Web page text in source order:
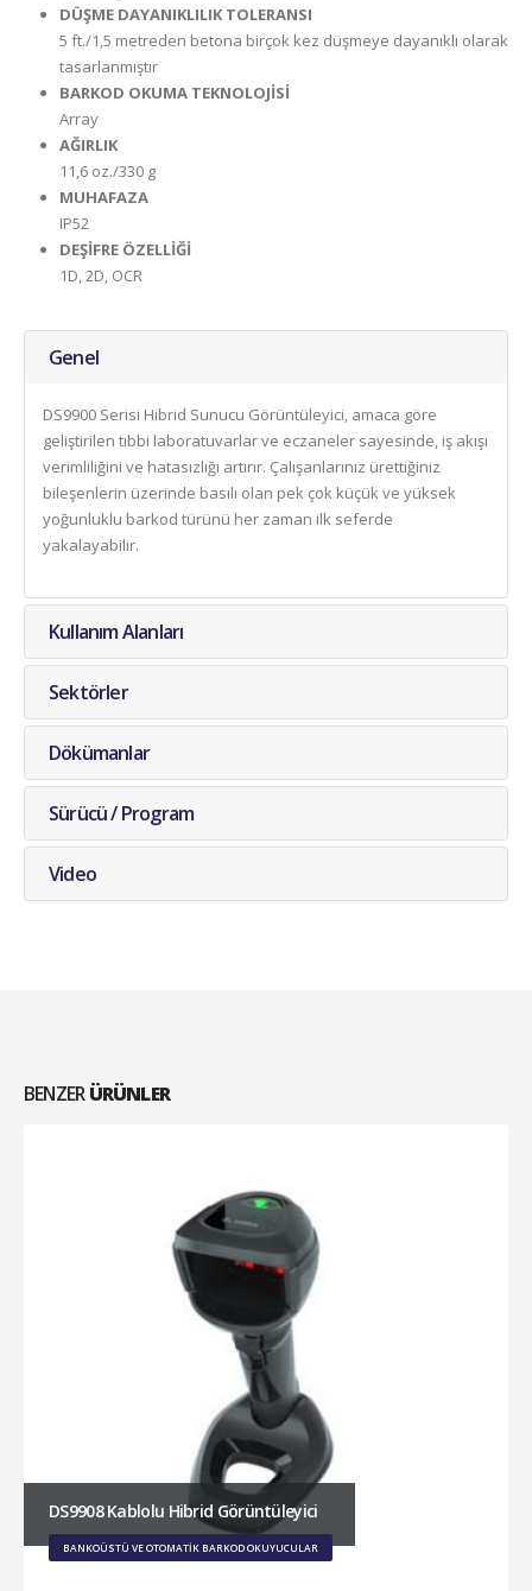
DÜŞME DAYANIKLILIK TOLERANSI
5 ft./1,5 metreden betona birçok kez düşmeye dayanıklı olarak
tasarlanmıştır
BARKOD OKUMA TEKNOLOJİSİ
Array
AĞIRLIK
11,6 oz./330 g
MUHAFAZA
IP52
DEŞİFRE ÖZELLİĞİ
1D, 2D, OCR
Genel
DS9900 Serisi Hibrid Sunucu Görüntüleyici, amaca göre
geliştirilen tıbbi laboratuvarlar ve eczaneler sayesinde, iş akışı
verimliliğini ve hatasızlığı artırır. Çalışanlarınız ürettiğiniz
bileşenlerin üzerinde basılı olan pek çok küçük ve yüksek
yoğunluklu barkod türünü her zaman ilk seferde
yakalayabilir.
Kullanım Alanları
Sektörler
Dökümanlar
Sürücü / Program
Video
BENZERÜRÜNLER
DS9908 Kablolu Hibrid Görüntüleyici
BANKOÜSTÜ VE OTOMATIK BARKOD OKUYUCULAR